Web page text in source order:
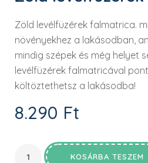
Zöld levélfüzérek falmatrica.
növényekhez a lakásodban,
mindig szépek és még helyet
levélfüzérek falmatricával
költöztethetsz a lakásodba!
8.290 Ft
KOSÁRBA TESZEM